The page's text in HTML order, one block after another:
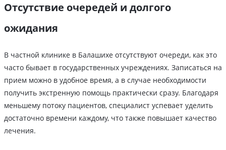
Отсутствие очередей и долгого
ожидания
В частной клинике в Балашихе отсутствуют очереди, как это
часто бывает в государственных учреждениях. Записаться на
прием можно в удобное время, а в случае необходимости
получить экстренную помощь практически сразу. Благодаря
меньшему потоку пациентов, специалист успевает уделить
достаточно времени каждому, что также повышает качество
лечения.